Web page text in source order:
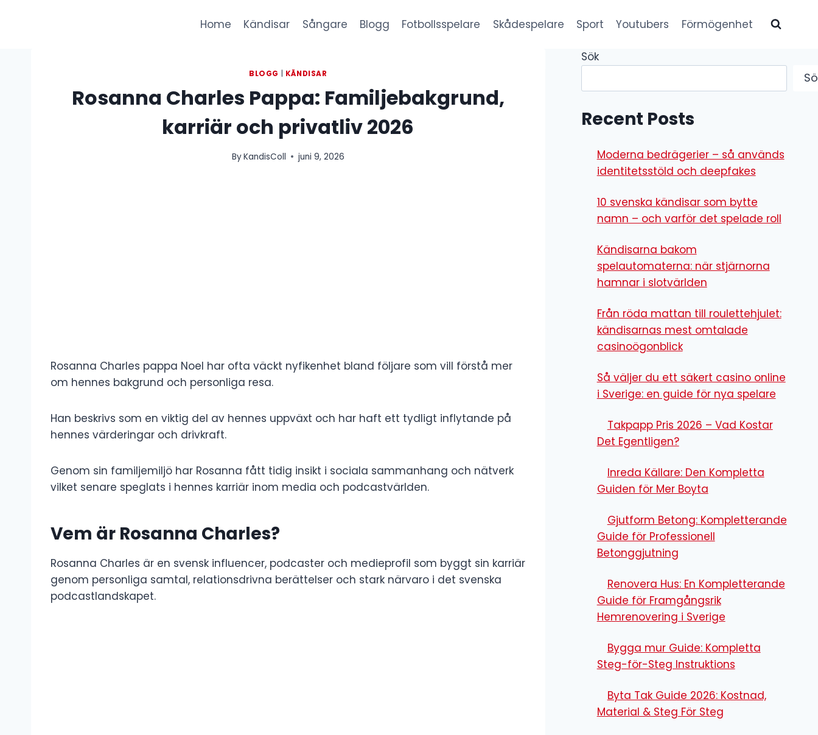
Home Kändisar Sångare Blogg Fotbollsspelare Skådespelare Sport Youtubers Förmögenhet
BLOGG KÄNDISAR
Rosanna Charles Pappa: Familjebakgrund,
karriär och privatliv 2026
ByKandisColl juni 9, 2026
Rosanna Charles pappa Noel har ofta väckt nyfikenhet bland följare som vill förstå mer
om hennes bakgrund och personliga resa.
Han beskrivs som en viktig del av hennes uppväxt och har haft ett tydligt inflytande på
hennes värderingar och drivkraft.
Genom sin familjemiljö har Rosanna fått tidig insikt i sociala sammanhang och nätverk
vilket senare speglats i hennes karriär inom media och podcastvärlden.
Vem är Rosanna Charles?
Rosanna Charles är en svensk influencer, podcaster och medieprofil som byggt sin karriär
genom personliga samtal, relationsdrivna berättelser och stark närvaro i det svenska
podcastlandskapet.
Sök
Recent Posts
Moderna bedrägerier – så används
identitetsstöld och deepfakes
10 svenska kändisar som bytte
namn – och varför det spelade roll
Kändisarna bakom
spelautomaterna: när stjärnorna
hamnar i slotvärlden
Från röda mattan till roulettehjulet:
kändisarnas mest omtalade
casinoögonblick
Så väljer du ett säkert casino online
i Sverige: en guide för nya spelare
Takpapp Pris 2026 – Vad Kostar
Det Egentligen?
Inreda Källare: Den Kompletta
Guiden för Mer Boyta
Gjutform Betong: Kompletterande
Guide för Professionell
Betonggjutning
Renovera Hus: En Kompletterande
Guide för Framgångsrik
Hemrenovering i Sverige
Bygga mur Guide: Kompletta
Steg-för-Steg Instruktions
Byta Tak Guide 2026: Kostnad,
Material & Steg För Steg